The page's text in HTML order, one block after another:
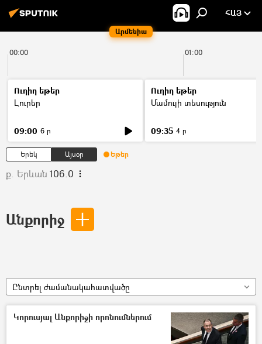
Արմենիա
ՀԱՅ
00:00 01:00
Ուղիղ եթեր
Լուրեր
09:00 6 ր
Ուղիղ եթեր
Մամուլի տեսություն
09:35 4 ր
Երեկ Այսօր Եթեր
ք. Երևան 106.0
Անքորիջ
Ընտրել ժամանակահատվածը
Կորուսյալ Անքորիջի որոնումներում